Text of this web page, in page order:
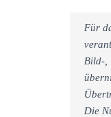
Für
Bild-,
Die